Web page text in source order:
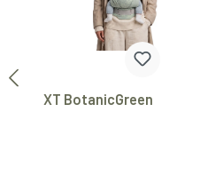
XT BotanicGreen